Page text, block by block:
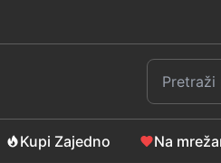
Kupi Zajedno Na